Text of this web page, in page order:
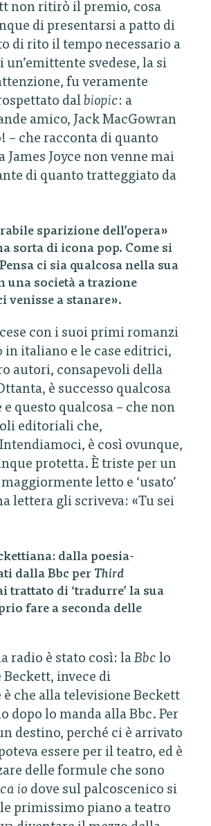
non ritirò il premio, cosa
di presentarsi a patto di
di rito il tempo necessario a
svedese, la si
fu veramente
dal biopic: a
amico, Jack MacGowran
– che racconta di quanto
James Joyce non venne mai
di quanto tratteggiato da
sparizione dell’opera»
sorta di icona pop. Come si
ci sia qualcosa nella sua
una società a trazione
venisse a stanare».
con i suoi primi romanzi
in italiano e le case editrici,
autori, consapevoli della
è successo qualcosa
questo qualcosa – che non
editoriali che,
è così ovunque,
protetta. È triste per un
letto e ‘usato’
lettera gli scriveva: «Tu sei
dalla poesia-
dalla Bbc per Third
trattato di ‘tradurre’ la sua
fare a seconda delle
radio è stato così: la Bbc lo
invece di
che alla televisione Beckett
dopo lo manda alla Bbc. Per
destino, perché ci è arrivato
essere per il teatro, ed è
delle formule che sono
io dove sul palcoscenico si
primissimo piano a teatro